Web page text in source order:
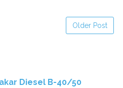
Older Post
Diesel B-40/50